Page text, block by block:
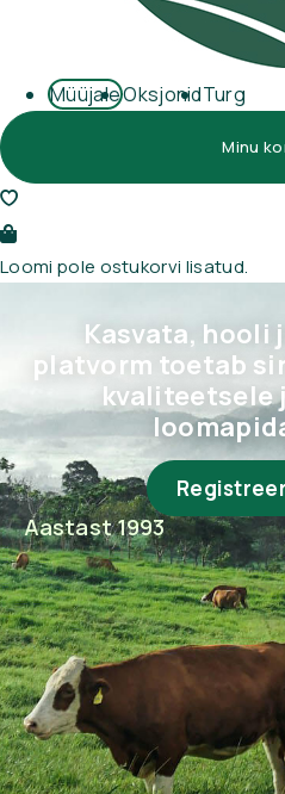
MüüjaleOksjonidTurg
Minu
Loomi pole ostukorvi lisatud.
Kasvata, hooli
platvorm toetab
kvaliteetsele
Aastast 1993